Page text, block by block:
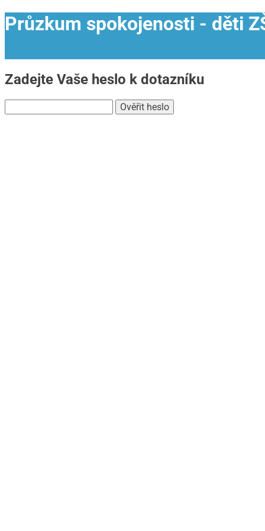
Průzkum spokojenosti - děti
Zadejte Vaše heslo k dotazníku
Ověřit heslo